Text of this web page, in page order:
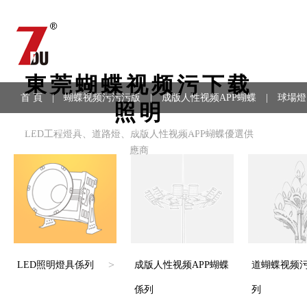
東莞蝴蝶视频污下载
照明
LED工程燈具、道路燈、成版人性视频APP蝴蝶優選供
應商
首 頁 | 蝴蝶视频污污污版 | 成版人性视频APP蝴蝶 球場燈
係列 | 應用領域 | 工程案例 | 聯係方式
LED照明燈具係列 > 成版人性视频APP蝴蝶
係列
道蝴蝶视频
列